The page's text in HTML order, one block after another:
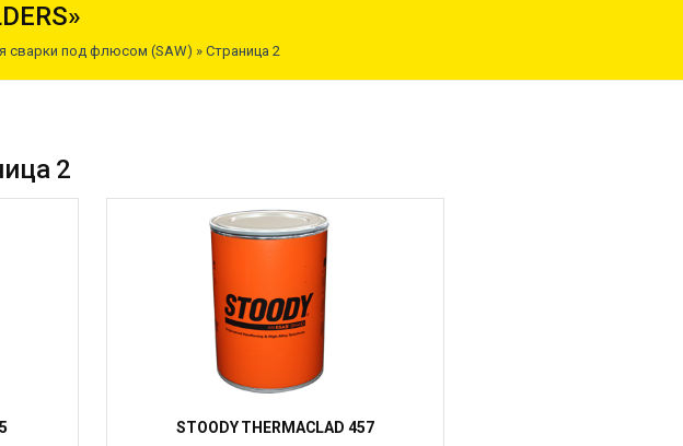
сварки под флюсом (SAW) » Страница 2
2
STOODY THERMACLAD 457